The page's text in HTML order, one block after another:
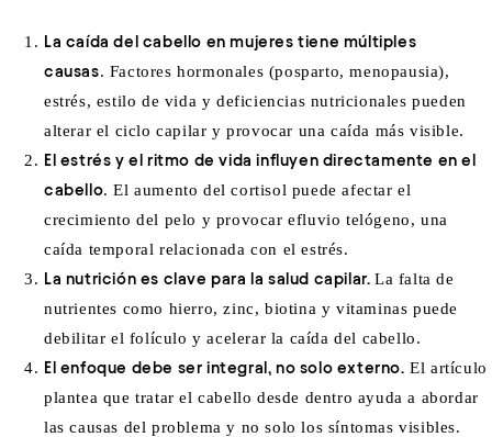
La caída del cabello en mujeres tiene múltiples
causas. Factores hormonales (posparto, menopausia),
estrés, estilo de vida y deficiencias nutricionales pueden
alterar el ciclo capilar y provocar una caída más visible.
El estrés y el ritmo de vida influyen directamente en el
cabello. El aumento del cortisol puede afectar el
crecimiento del pelo y provocar efluvio telógeno, una
caída temporal relacionada con el estrés.
La nutrición es clave para la salud capilar. La falta de
nutrientes como hierro, zinc, biotina y vitaminas puede
debilitar el folículo y acelerar la caída del cabello.
El enfoque debe ser integral, no solo externo. El artículo
plantea que tratar el cabello desde dentro ayuda a abordar
las causas del problema y no solo los síntomas visibles.